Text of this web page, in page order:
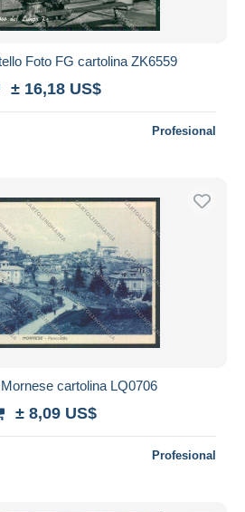
Foto FG cartolina ZK6559
± 16,18 US$
Profesional
cartolina LQ0706
± 8,09 US$
Profesional